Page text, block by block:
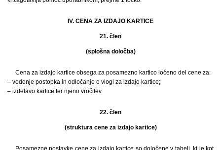
IV. CENA ZA IZDAJO KARTICE
21. člen
(splošna določba)
Cena za izdajo kartice obsega za posamezno kartico ločeno del cene za:
– vodenje postopka in odločanje o vlogi za izdajo kartice;
– izdelavo kartice ter njeno vročitev.
22. člen
(struktura cene za izdajo kartice)
Posamezne postavke cene za izdajo kartice so določene v tabeli, ki je kot